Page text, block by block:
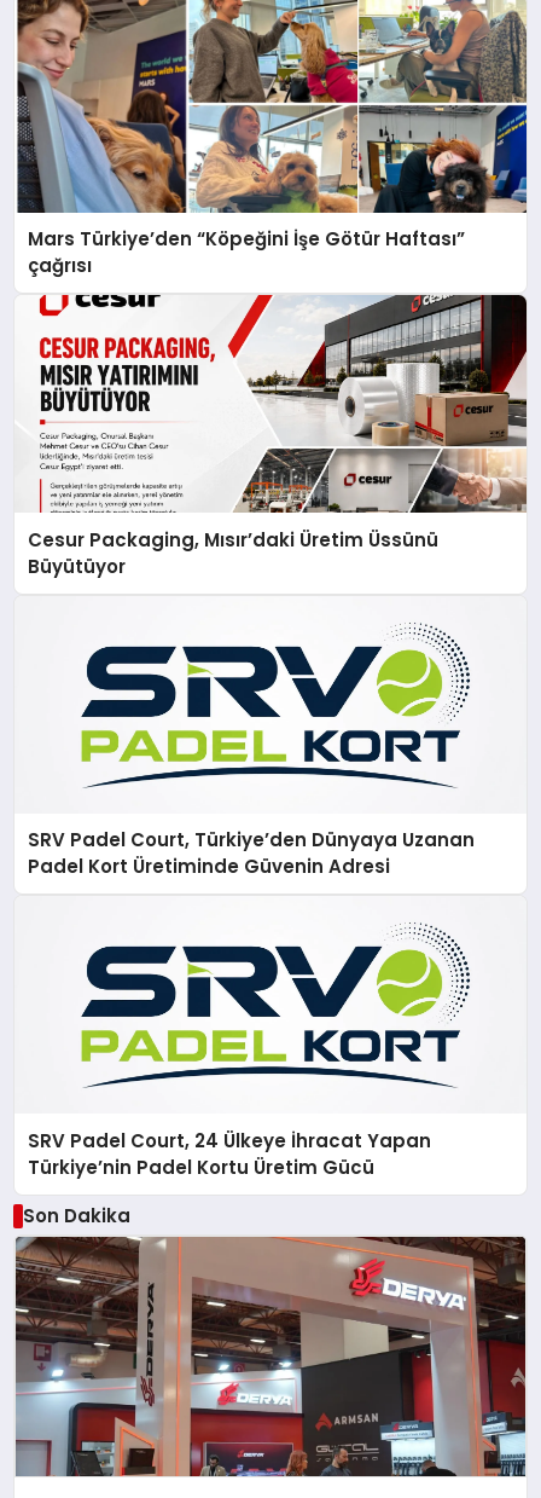
Mars Türkiye’den “Köpeğini İşe Götür Haftası”
çağrısı
Cesur Packaging, Mısır’daki Üretim Üssünü
Büyütüyor
SRV Padel Court, Türkiye’den Dünyaya Uzanan
Padel Kort Üretiminde Güvenin Adresi
SRV Padel Court, 24 Ülkeye İhracat Yapan
Türkiye’nin Padel Kortu Üretim Gücü
Son Dakika